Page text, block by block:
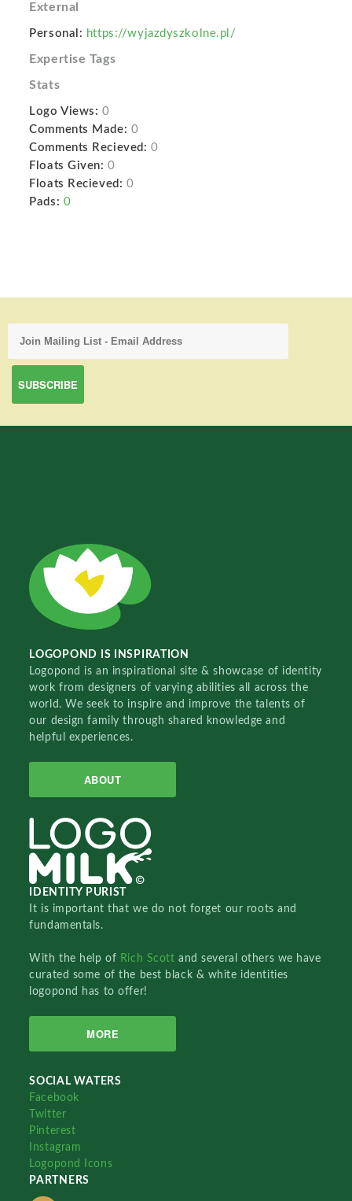
External
Personal: https://wyjazdyszkolne.pl/
Expertise Tags
Stats
Logo Views: 0
Comments Made: 0
Comments Recieved: 0
Floats Given: 0
Floats Recieved: 0
Pads: 0
LOGOPOND IS INSPIRATION
Logopond is an inspirational site & showcase of identity
work from designers of varying abilities all across the
world. We seek to inspire and improve the talents of
our design family through shared knowledge and
helpful experiences.
ABOUT
IDENTITY PURIST
It is important that we do not forget our roots and
fundamentals.
With the help of Rich Scottand several others we have
curated some of the best black & white identities
logopond has to offer!
MORE
SOCIAL WATERS
Facebook
Twitter
Pinterest
Instagram
Logopond Icons
PARTNERS